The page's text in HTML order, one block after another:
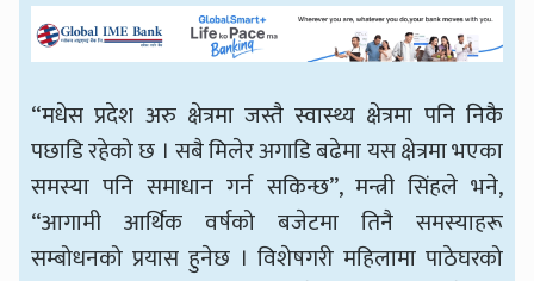
“मधेस प्रदेश अरु क्षेत्रमा जस्तै स्वास्थ्य क्षेत्रमा पनि निकै
पछाडि रहेको छ । सबै मिलेर अगाडि बढेमा यस क्षेत्रमा भएका
समस्या पनि समाधान गर्न सकिन्छ”, मन्त्री सिंहले भने,
“आगामी आर्थिक वर्षको बजेटमा तिनै समस्याहरू
सम्बोधनको प्रयास हुनेछ । विशेषगरी महिलामा पाठेघरको